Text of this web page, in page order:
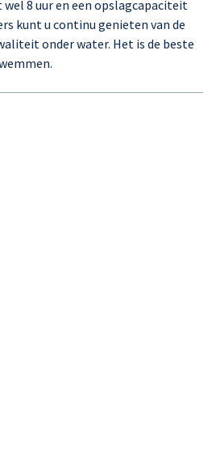
8 uur en een opslagcapaciteit
kunt u continu genieten van de
onder water. Het is de beste